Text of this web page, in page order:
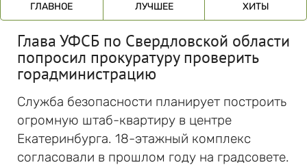
ГЛАВНОЕ ЛУЧШЕЕ ХИТЫ
Глава УФСБ по Свердловской области
попросил прокуратуру проверить
горадминистрацию
Служба безопасности планирует построить
огромную штаб-квартиру в центре
Екатеринбурга. 18-этажный комплекс
согласовали в прошлом году на градсовете.